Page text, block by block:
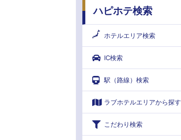
ハピホテ検索
ホテルエリア検索
IC検索
駅（路線）検索
ラブホテルエリアから探す
こだわり検索